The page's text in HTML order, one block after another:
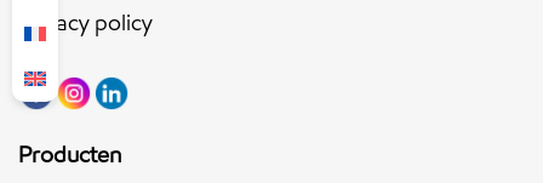
Privacy policy
Producten